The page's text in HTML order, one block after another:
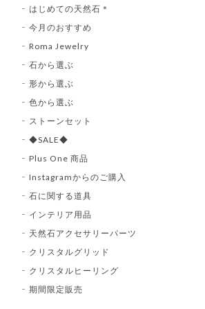
はじめての天然石＊
今月のおすすめ
Roma Jewelry
石から選ぶ
形から選ぶ
色から選ぶ
ストーンセット
◆SALE◆
Plus One 商品
Instagramからのご購入
石に関する道具
インテリア用品
天然石アクセサリーパーツ
クリスタルグリッド
クリスタルヒーリング
期間限定販売